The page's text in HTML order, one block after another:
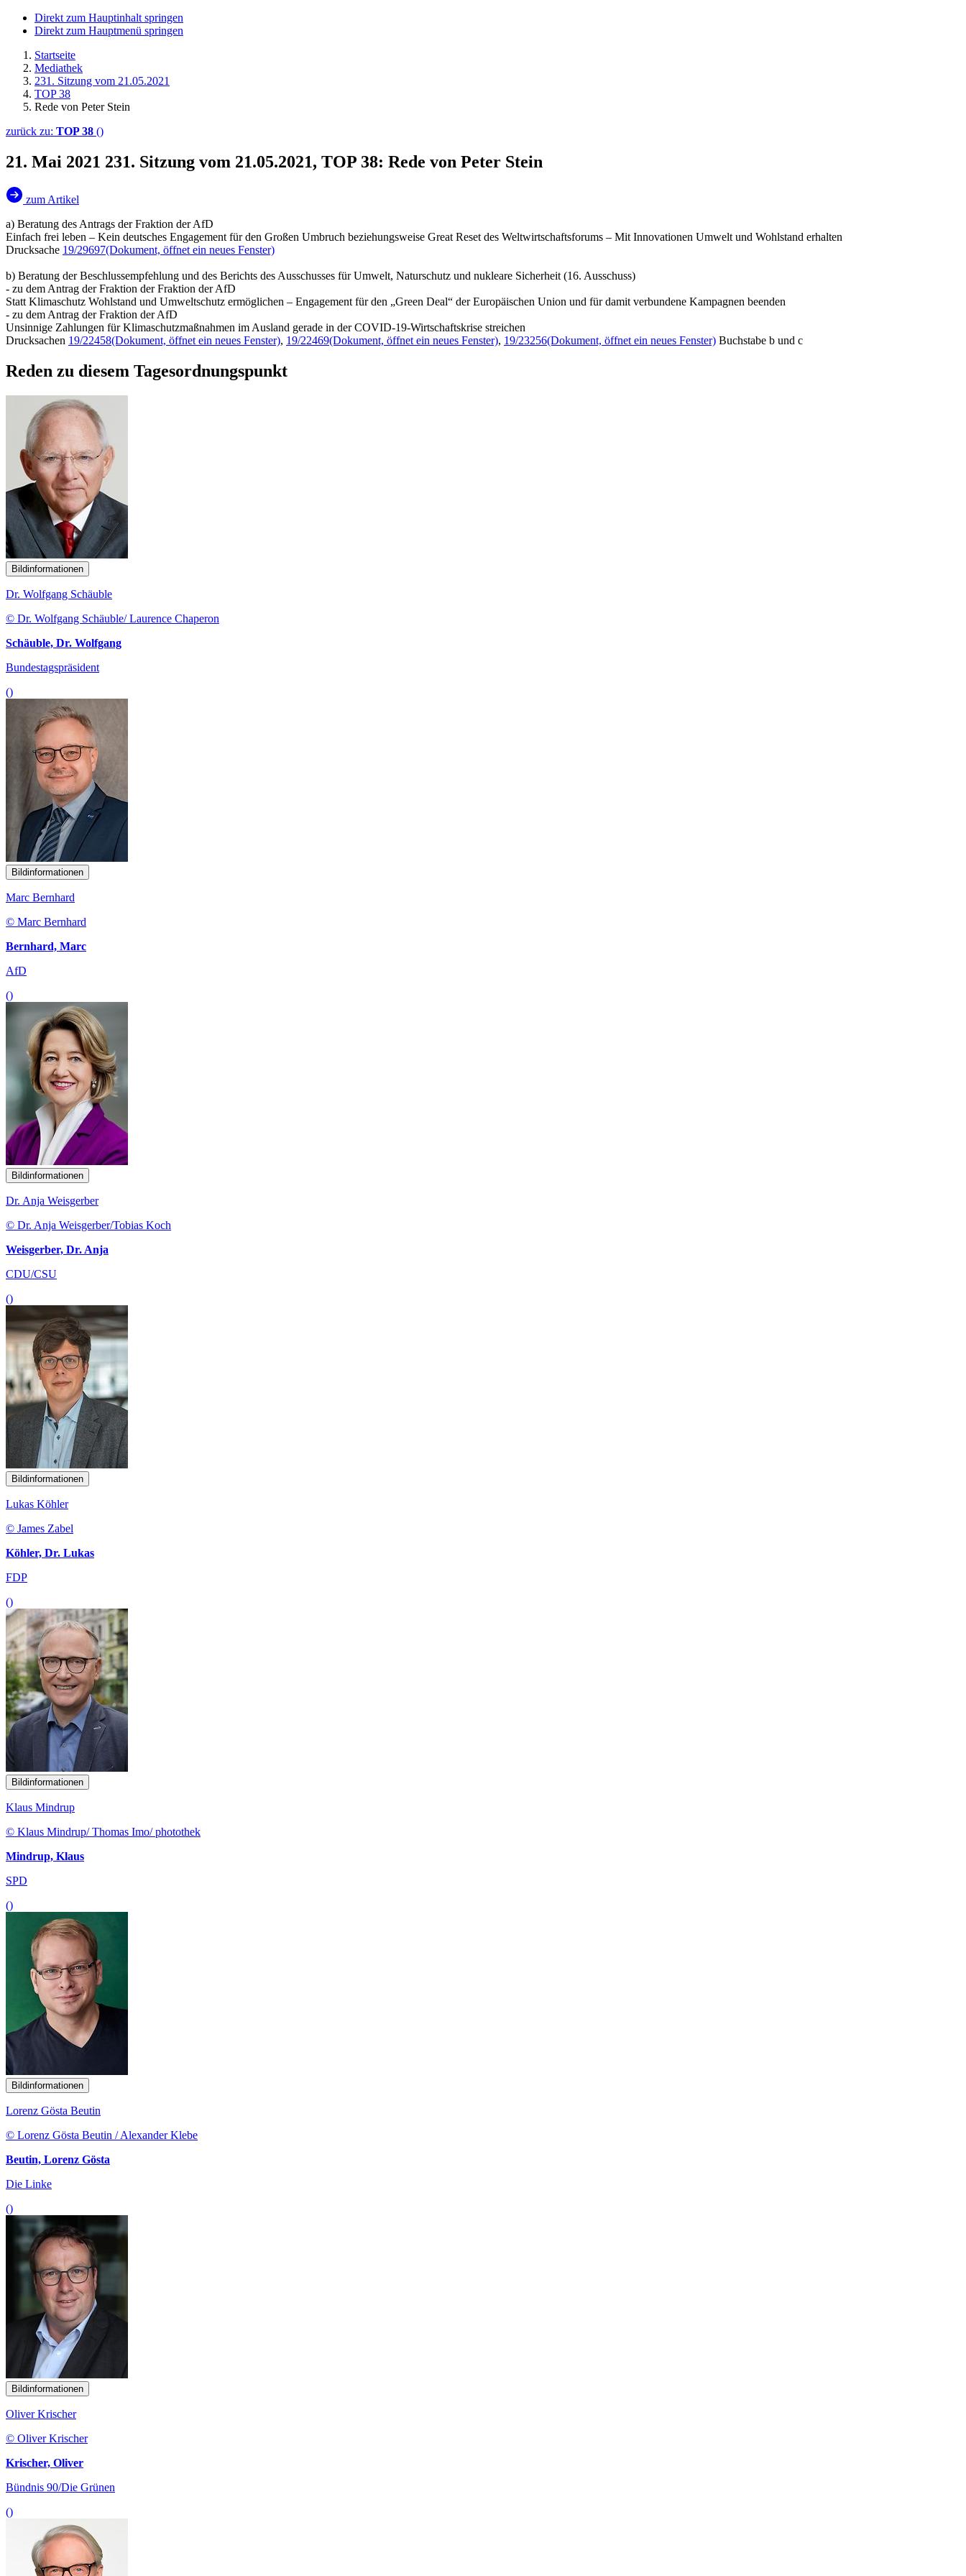
Direkt zum Hauptinhalt springen
Direkt zum Hauptmenü springen
Startseite
Mediathek
231. Sitzung vom 21.05.2021
TOP 38
Rede von Peter Stein
zurück zu: TOP 38 ()
21. Mai 2021 231. Sitzung vom 21.05.2021, TOP 38: Rede von Peter Stein
zum Artikel
a) Beratung des Antrags der Fraktion der AfD
Einfach frei leben – Kein deutsches Engagement für den Großen Umbruch beziehungsweise Great Reset des Weltwirtschaftsforums – Mit Innovationen Umwelt und Wohlstand erhalten
Drucksache 19/29697(Dokument, öffnet ein neues Fenster)
b) Beratung der Beschlussempfehlung und des Berichts des Ausschusses für Umwelt, Naturschutz und nukleare Sicherheit (16. Ausschuss)
- zu dem Antrag der Fraktion der Fraktion der AfD
Statt Klimaschutz Wohlstand und Umweltschutz ermöglichen – Engagement für den „Green Deal“ der Europäischen Union und für damit verbundene Kampagnen beenden
- zu dem Antrag der Fraktion der AfD
Unsinnige Zahlungen für Klimaschutzmaßnahmen im Ausland gerade in der COVID-19-Wirtschaftskrise streichen
Drucksachen 19/22458(Dokument, öffnet ein neues Fenster), 19/22469(Dokument, öffnet ein neues Fenster), 19/23256(Dokument, öffnet ein neues Fenster) Buchstabe b und c
Reden zu diesem Tagesordnungspunkt
Bildinformationen
Dr. Wolfgang Schäuble
© Dr. Wolfgang Schäuble/ Laurence Chaperon
Schäuble, Dr. Wolfgang
Bundestagspräsident
()
Bildinformationen
Marc Bernhard
© Marc Bernhard
Bernhard, Marc
AfD
()
Bildinformationen
Dr. Anja Weisgerber
© Dr. Anja Weisgerber/Tobias Koch
Weisgerber, Dr. Anja
CDU/CSU
()
Bildinformationen
Lukas Köhler
© James Zabel
Köhler, Dr. Lukas
FDP
()
Bildinformationen
Klaus Mindrup
© Klaus Mindrup/ Thomas Imo/ photothek
Mindrup, Klaus
SPD
()
Bildinformationen
Lorenz Gösta Beutin
© Lorenz Gösta Beutin / Alexander Klebe
Beutin, Lorenz Gösta
Die Linke
()
Bildinformationen
Oliver Krischer
© Oliver Krischer
Krischer, Oliver
Bündnis 90/Die Grünen
()